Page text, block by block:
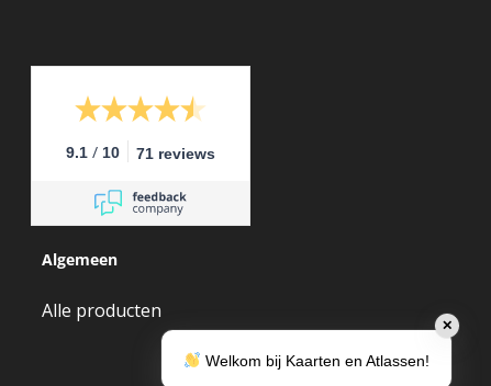
9.1 / 10 71 reviews
Algemeen
Alle producten
✕
Welkom bij Kaarten en Atlassen!